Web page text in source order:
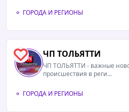
ГОРОДА И РЕГИОНЫ
4 ЧП ТОЛЬЯТТИ
ЧП ТОЛЬЯТТИ - важные новости Тольятти и
происшествия в реги...
ГОРОДА И РЕГИОНЫ